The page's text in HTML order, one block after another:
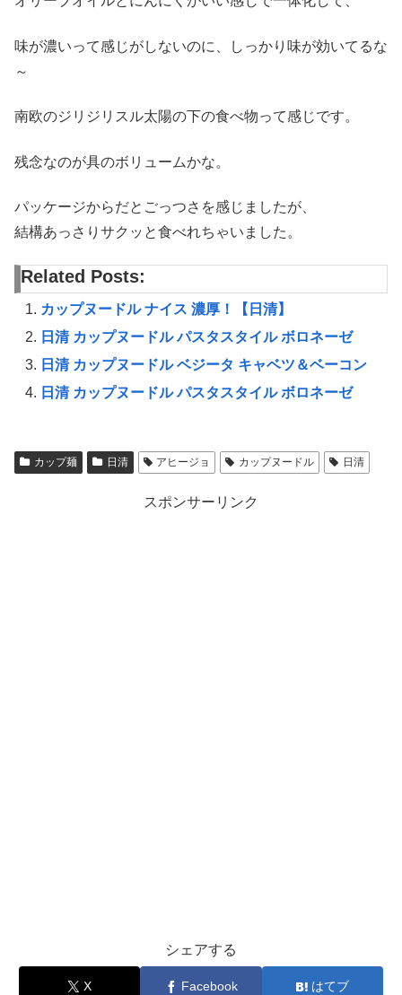
味が濃いって感じがしないのに、しっかり味が効いてるな
～
南欧のジリジリスル太陽の下の食べ物って感じです。
残念なのが具のボリュームかな。
パッケージからだとごっつさを感じましたが、
結構あっさりサクッと食べれちゃいました。
Related Posts:
カップヌードル ナイス 濃厚！【日清】
日清 カップヌードル パスタスタイル ボロネーゼ
日清 カップヌードル ベジータ キャベツ＆ベーコン
日清 カップヌードル パスタスタイル ボロネーゼ
カップ麺 日清 アヒージョ カップヌードル 日清
スポンサーリンク
シェアする
X Facebook はてブ